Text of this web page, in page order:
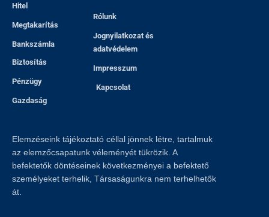
Hitel
Megtakarítás
Bankszámla
Biztosítás
Pénzügy
Gazdaság
Rólunk
Jognyilatkozat és
adatvédelem
Impresszum
Kapcsolat
Elemzéseink tájékoztató céllal jönnek létre, tartalmuk
az elemzőcsapatunk véleményét tükrözik. A
befektetők döntéseinek következményei a befektető
személyeket terhelik, Társaságunkra nem terhelhetők
át.